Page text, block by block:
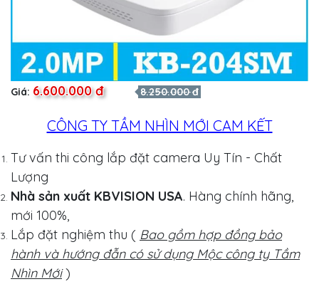
Giá: 6.600.000 đ 8.250.000 đ
CÔNG TY TẦM NHÌN MỚI CAM KẾT
Tư vấn thi công lắp đặt camera Uy Tín - Chất
Lượng
Nhà sản xuất KBVISION USA. Hàng chính hãng,
mới 100%,
Lắp đặt nghiệm thu ( Bao gồm hợp đồng bảo
hành và hướng đẫn có sử dụng Mộc công ty Tầm
Nhìn Mới)